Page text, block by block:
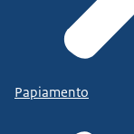
Papiamento